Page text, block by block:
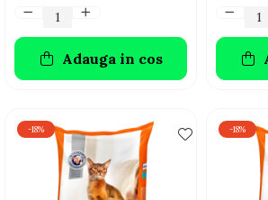
Adauga in cos
-18% -18%